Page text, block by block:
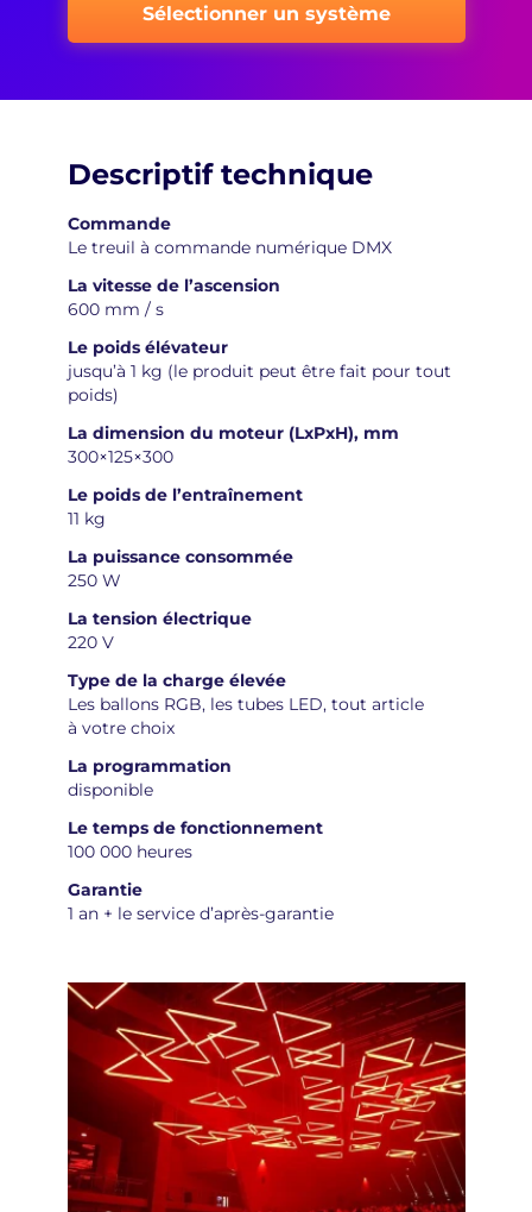
Sélectionner un système
Descriptif technique
Commande
Le treuil à commande numérique DMX
La vitesse de l’ascension
600 mm / s
Le poids élévateur
jusqu’à 1 kg (le produit peut être fait pour tout
poids)
La dimension du moteur (LxPxH), mm
300×125×300
Le poids de l’entraînement
11 kg
La puissance consommée
250 W
La tension électrique
220 V
Type de la charge élevée
Les ballons RGB, les tubes LED, tout article
à votre choix
La programmation
disponible
Le temps de fonctionnement
100 000 heures
Garantie
1 an + le service d’après-garantie